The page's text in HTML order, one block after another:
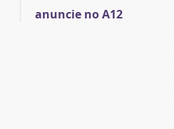
anuncie no A12